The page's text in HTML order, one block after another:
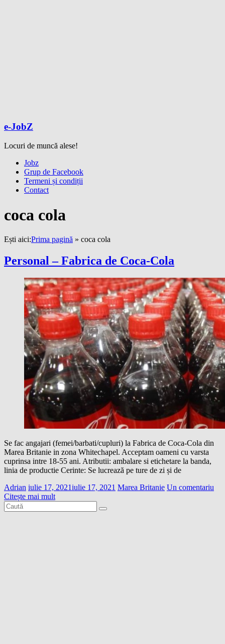
e-JobZ
Locuri de muncă alese!
Meniu Jobz
Grup de Facebook
Termeni și condiții
Contact
coca cola
Ești aici:Prima pagină » coca cola
Personal – Fabrica de Coca-Cola
Se fac angajari (femei/barbati/cupluri) la Fabrica de Coca-Cola din
Marea Britanie in zona Whitechapel. Acceptam oameni cu varsta
cuprinsa intre 18-55 ani. Atributii: ambalare si etichetare la banda,
linia de productie Cerinte: Se lucrează pe ture de zi și de
Adrian iulie 17, 2021iulie 17, 2021 Marea Britanie Un comentariu
Citește mai mult